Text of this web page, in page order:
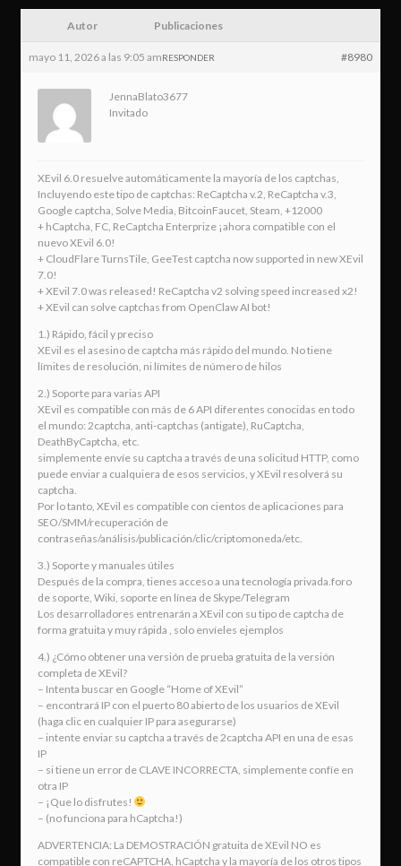
Autor Publicaciones
mayo 11, 2026 a las 9:05 am #8980
RESPONDER
JennaBlato3677
Invitado
XEvil 6.0 resuelve automáticamente la mayoría de los captchas,
Incluyendo este tipo de captchas: ReCaptcha v.2, ReCaptcha v.3,
Google captcha, Solve Media, BitcoinFaucet, Steam, +12000
+ hCaptcha, FC, ReCaptcha Enterprize ¡ahora compatible con el
nuevo XEvil 6.0!
+ CloudFlare TurnsTile, GeeTest captcha now supported in new XEvil
7.0!
+ XEvil 7.0 was released! ReCaptcha v2 solving speed increased x2!
+ XEvil can solve captchas from OpenClaw AI bot!
1.) Rápido, fácil y preciso
XEvil es el asesino de captcha más rápido del mundo. No tiene
límites de resolución, ni límites de número de hilos
2.) Soporte para varias API
XEvil es compatible con más de 6 API diferentes conocidas en todo
el mundo: 2captcha, anti-captchas (antigate), RuCaptcha,
DeathByCaptcha, etc.
simplemente envíe su captcha a través de una solicitud HTTP, como
puede enviar a cualquiera de esos servicios, y XEvil resolverá su
captcha.
Por lo tanto, XEvil es compatible con cientos de aplicaciones para
SEO/SMM/recuperación de
contraseñas/análisis/publicación/clic/criptomoneda/etc.
3.) Soporte y manuales útiles
Después de la compra, tienes acceso a una tecnología privada.foro
de soporte, Wiki, soporte en línea de Skype/Telegram
Los desarrolladores entrenarán a XEvil con su tipo de captcha de
forma gratuita y muy rápida , solo envíeles ejemplos
4.) ¿Cómo obtener una versión de prueba gratuita de la versión
completa de XEvil?
– Intenta buscar en Google “Home of XEvil”
– encontrará IP con el puerto 80 abierto de los usuarios de XEvil
(haga clic en cualquier IP para asegurarse)
– intente enviar su captcha a través de 2captcha API en una de esas
IP
– si tiene un error de CLAVE INCORRECTA, simplemente confíe en
otra IP
– ¡Que lo disfrutes!
– (no funciona para hCaptcha!)
ADVERTENCIA: La DEMOSTRACIÓN gratuita de XEvil NO es
compatible con reCAPTCHA, hCaptcha y la mayoría de los otros tipos